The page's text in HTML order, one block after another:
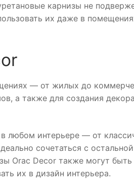
карнизы не
их даже в
— от жилых до
а также для создания
любом интерьере — от
сочетаться с остальной
Orac Decor также могут быть
их в дизайн интерьера.